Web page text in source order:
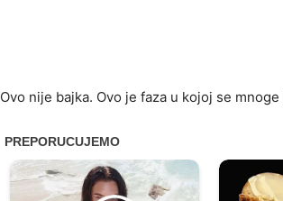
Ovo nije bajka. Ovo je faza u kojoj se